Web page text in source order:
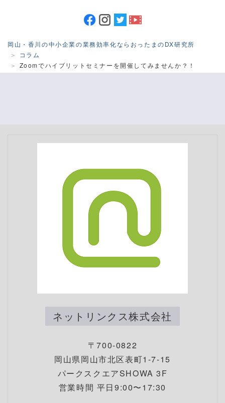
岡山・香川の中小企業の業務効率化ならおったまのDX研究所
コラム
Zoomでハイブリットセミナーを開催してみませんか？！
ネットリンクス株式会社
〒700-0822
岡山県岡山市北区表町1-7-15
パークスクエアSHOWA 3F
営業時間 平日9:00〜17:30